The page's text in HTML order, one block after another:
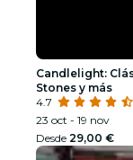
Candlelight:
Stones y más
4.7
23 oct - 19 nov
Desde 29,00 €